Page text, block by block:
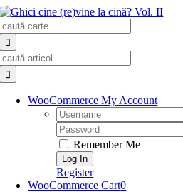
Skip
to
content
WooCommerce My Account
Username:
Password:
Remember Me
Register
WooCommerce Cart0